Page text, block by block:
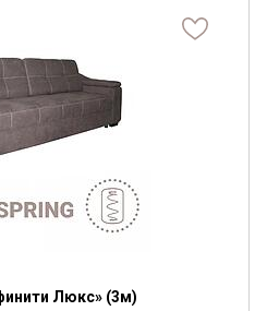
Люкс» (3м)